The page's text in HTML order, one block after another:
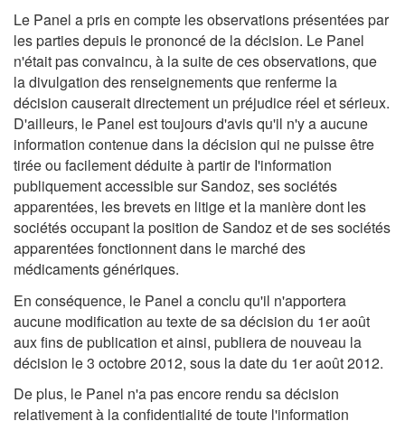
Le Panel a pris en compte les observations présentées par
les parties depuis le prononcé de la décision. Le Panel
n'était pas convaincu, à la suite de ces observations, que
la divulgation des renseignements que renferme la
décision causerait directement un préjudice réel et sérieux.
D'ailleurs, le Panel est toujours d'avis qu'il n'y a aucune
information contenue dans la décision qui ne puisse être
tirée ou facilement déduite à partir de I'information
publiquement accessible sur Sandoz, ses sociétés
apparentées, les brevets en litige et la manière dont les
sociétés occupant la position de Sandoz et de ses sociétés
apparentées fonctionnent dans le marché des
médicaments génériques.
En conséquence, le Panel a conclu qu'il n'apportera
aucune modification au texte de sa décision du 1er août
aux fins de publication et ainsi, publiera de nouveau la
décision le 3 octobre 2012, sous la date du 1er août 2012.
De plus, le Panel n'a pas encore rendu sa décision
relativement à la confidentialité de toute l'information